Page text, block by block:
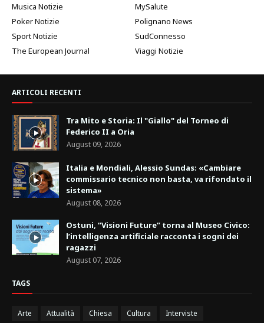
Musica Notizie
MySalute
Poker Notizie
Polignano News
Sport Notizie
SudConnesso
The European Journal
Viaggi Notizie
ARTICOLI RECENTI
Tra Mito e Storia: Il "Giallo" del Torneo di
Federico II a Oria
August 09, 2026
Italia e Mondiali, Alessio Sundas: «Cambiare
commissario tecnico non basta, va rifondato il
sistema»
August 08, 2026
Ostuni, “Visioni Future” torna al Museo Civico:
l’intelligenza artificiale racconta i sogni dei
ragazzi
August 07, 2026
TAGS
Arte Attualità Chiesa Cultura
Interviste